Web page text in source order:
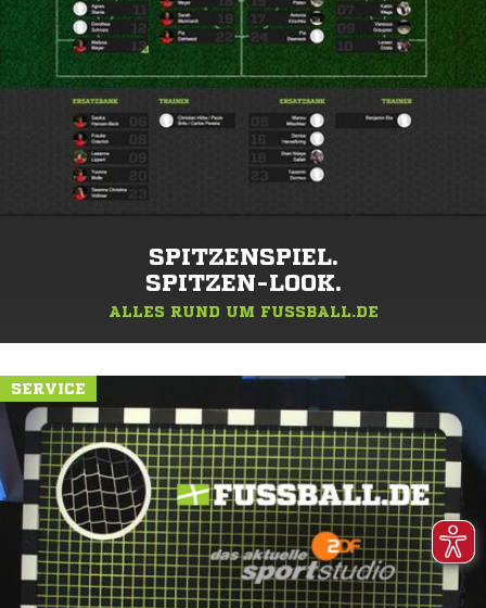
SPITZENSPIEL.
SPITZEN-LOOK.
ALLES RUND UM FUSSBALL.DE
SERVICE